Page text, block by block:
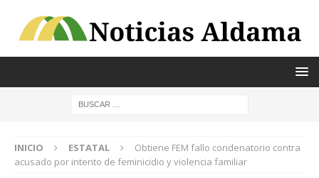
INICIO ESTATAL
Obtiene FEM fallo condenatorio contra
acusado por intento de feminicidio y violencia familiar